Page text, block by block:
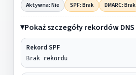
Aktywna: Nie SPF: Brak DMARC: Brak
Pokaż szczegóły rekordów DNS
Rekord SPF
Brak rekordu